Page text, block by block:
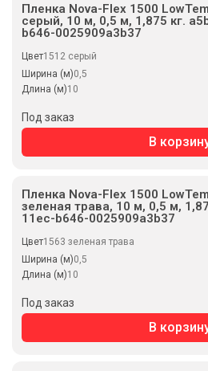
Пленка Nova-Flex 1500
серый, 10 м, 0,5 м, 1,875 кг.
b646-0025909a3b37
Цвет1512 серый
Ширина (м)0,5
Длина (м)10
Под заказ
В
Пленка Nova-Flex 1500
зеленая трава, 10 м, 0,5 м,
11ec-b646-0025909a3b37
Цвет1563 зеленая трава
Ширина (м)0,5
Длина (м)10
Под заказ
В